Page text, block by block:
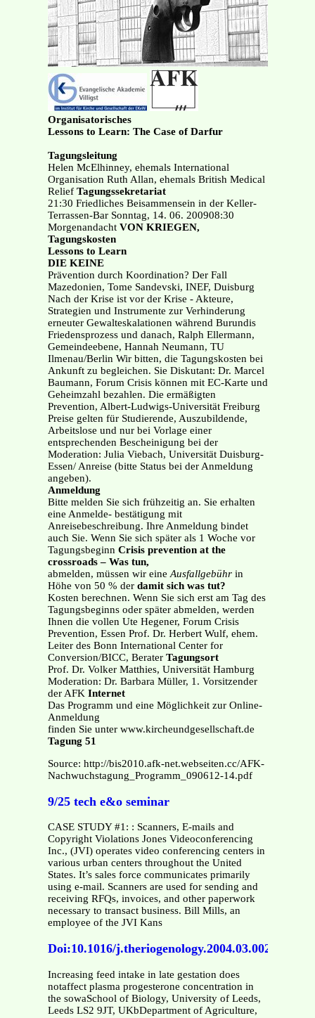
Organisatorisches
Lessons to Learn: The Case of Darfur
Tagungsleitung
Helen McElhinney, ehemals International
Organisation Ruth Allan, ehemals British Medical
Relief Tagungssekretariat
21:30 Friedliches Beisammensein in der Keller-
Terrassen-Bar Sonntag, 14. 06. 200908:30
Morgenandacht VON KRIEGEN,
Tagungskosten
Lessons to Learn
DIE KEINE
Prävention durch Koordination? Der Fall
Mazedonien, Tome Sandevski, INEF, Duisburg
Nach der Krise ist vor der Krise - Akteure,
Strategien und Instrumente zur Verhinderung
erneuter Gewalteskalationen während Burundis
Friedensprozess und danach, Ralph Ellermann,
Gemeindeebene, Hannah Neumann, TU
Ilmenau/Berlin Wir bitten, die Tagungskosten bei
Ankunft zu begleichen. Sie Diskutant: Dr. Marcel
Baumann, Forum Crisis können mit EC-Karte und
Geheimzahl bezahlen. Die ermäßigten
Prevention, Albert-Ludwigs-Universität Freiburg
Preise gelten für Studierende, Auszubildende,
Arbeitslose und nur bei Vorlage einer
entsprechenden Bescheinigung bei der
Moderation: Julia Viebach, Universität Duisburg-
Essen/ Anreise (bitte Status bei der Anmeldung
angeben).
Anmeldung
Bitte melden Sie sich frühzeitig an. Sie erhalten
eine Anmelde- bestätigung mit
Anreisebeschreibung. Ihre Anmeldung bindet
auch Sie. Wenn Sie sich später als 1 Woche vor
Tagungsbeginn Crisis prevention at the
crossroads – Was tun,
abmelden, müssen wir eineAusfallgebührin
Höhe von 50 % der damit sich was tut?
Kosten berechnen. Wenn Sie sich erst am Tag des
Tagungsbeginns oder später abmelden, werden
Ihnen die vollen Ute Hegener, Forum Crisis
Prevention, Essen Prof. Dr. Herbert Wulf, ehem.
Leiter des Bonn International Center for
Conversion/BICC, Berater Tagungsort
Prof. Dr. Volker Matthies, Universität Hamburg
Moderation: Dr. Barbara Müller, 1. Vorsitzender
der AFK Internet
Das Programm und eine Möglichkeit zur Online-
Anmeldung
finden Sie unter www.kircheundgesellschaft.de
Tagung 51
Source: http://bis2010.afk-net.webseiten.cc/AFK-
Nachwuchstagung_Programm_090612-14.pdf
9/25 tech e&o seminar
CASE STUDY #1: : Scanners, E-mails and
Copyright Violations Jones Videoconferencing
Inc., (JVI) operates video conferencing centers in
various urban centers throughout the United
States. It’s sales force communicates primarily
using e-mail. Scanners are used for sending and
receiving RFQs, invoices, and other paperwork
necessary to transact business. Bill Mills, an
employee of the JVI Kans
Doi:10.1016/j.theriogenology.2004.03.002
Increasing feed intake in late gestation does
notaffect plasma progesterone concentration in
the sowaSchool of Biology, University of Leeds,
Leeds LS2 9JT, UKbDepartment of Agriculture,